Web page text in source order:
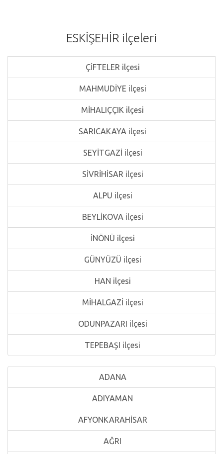
ESKİŞEHİR ilçeleri
ÇİFTELER ilçesi
MAHMUDİYE ilçesi
MİHALIÇÇIK ilçesi
SARICAKAYA ilçesi
SEYİTGAZİ ilçesi
SİVRİHİSAR ilçesi
ALPU ilçesi
BEYLİKOVA ilçesi
İNÖNÜ ilçesi
GÜNYÜZÜ ilçesi
HAN ilçesi
MİHALGAZİ ilçesi
ODUNPAZARI ilçesi
TEPEBAŞI ilçesi
ADANA
ADIYAMAN
AFYONKARAHİSAR
AĞRI